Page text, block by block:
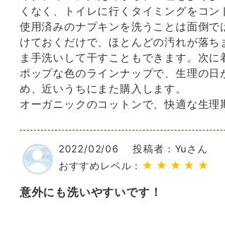
くなく、トイレに行くタイミングをコン
使用済みのナプキンを洗うことは面倒
けておくだけで、ほとんどの汚れが落
ま手洗いして干すこともできます。次
ポップな色のラインナップで、生理の
め、近いうちにまた購入します。
オーガニックのコットンで、快適な生理
2022/02/06
投稿者：Yuさん
おすすめレベル： ★★★★★
意外にも洗いやすいです！
内側と外側の布が二重になった作りで
布ナプキン専用のバケツに半日くらい